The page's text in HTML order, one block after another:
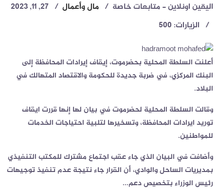
اليقين اونلاين - متابعات خاصة مال وأعمال
27, 11, 2023
الزيارات: 500
أعلنت السلطة المحلية بحضرموت، إيقاف إيرادات المحافظة إلى
البنك المركزي، في ضربة جديدة للحكومة والاقتصاد المتهالك في
البلاد.
وقالت السلطة المحلية لحضرموت في بيان لها إنها قررت ايقاف
توريد ايرادات المحافظة، وتسخيرها لتلبية احتياجات الخدمات
للمواطنين.
وأضافت في البيان الذي جاء عقب اجتماع مشترك للمكتب التنفيذي
بمديريات الساحل والوادي، أن القرار جاء نتيجة عدم تنفيذ توجيهات
رئيس الوزراء بتخصيص دعم...